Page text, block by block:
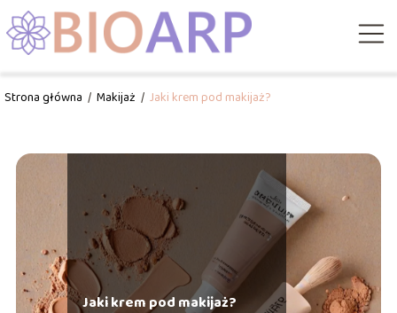
Strona główna / Makijaż / Jaki krem pod makijaż?
Jaki krem pod makijaż?